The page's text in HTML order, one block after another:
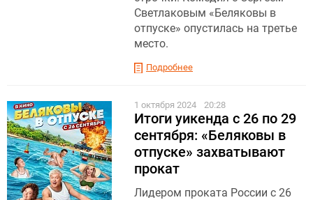
Светлаковым «Беляковы в
отпуске» опустилась на третье
место.
Подробнее
1 октября 2024 20:28
Итоги уикенда с 26 по 29
сентября: «Беляковы в
отпуске» захватывают
прокат
Лидером проката России с 26